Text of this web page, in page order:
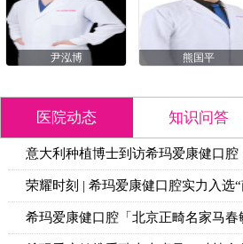
尹泓博 熊国平
医院动态 知识问答
意大利种植博士到访希玛爱康健口腔
技术新思
荣耀时刻 | 希玛爱康健口腔实力入选
获官
希玛爱康健口腔「北京正畸名家马春